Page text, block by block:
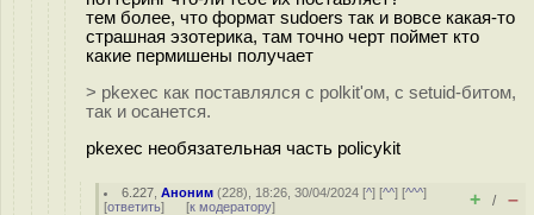
тем более, что формат sudoers так и вовсе какая-то
страшная эзотерика, там точно черт поймет кто
какие пермишены получает
> pkexec как поставлялся с polkit'ом, с setuid-битом,
так и осанется.
pkexec необязательная часть policykit
6.227 ,Аноним (228), 18:26, 30/04/2024 [^] [^^] [^^^]
[ответить] [к модератору] + / –